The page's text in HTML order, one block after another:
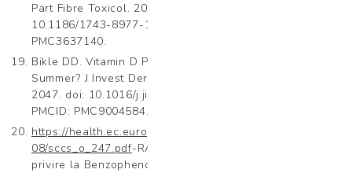
Part Fibre Toxicol. 2013 Apr 15;10:15. doi:
10.1186/1743-8977-10-15. PMID: 23587290; PMCID:
PMC3637140.
Bikle DD. Vitamin D Prevents Sunburn: Tips for the
Summer? J Invest Dermatol. 2017 Oct;137(10):2045-
2047. doi: 10.1016/j.jid.2017.07.840. PMID: 28941472;
PMCID: PMC9004584.
https://health.ec.europa.eu/system/files/2022-
08/sccs_o_247.pdf-RAPORTUL COMISIEI EUROPENE cu
privire la Benzophenone-3